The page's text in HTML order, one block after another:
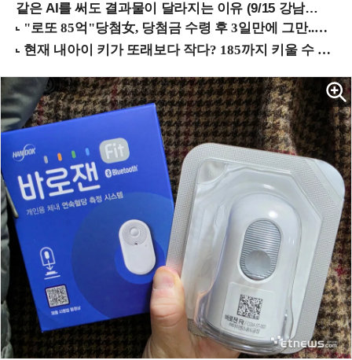
같은 AI를 써도 결과물이 달라지는 이유 (9/15 강남역)